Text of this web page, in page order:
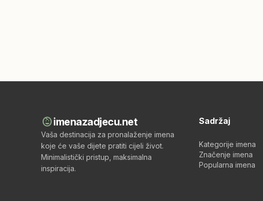
child_careimenazadjecu.net
Vaša destinacija za pronalaženje imena
koje će vaše dijete pratiti cijeli život.
Minimalistički pristup, maksimalna
inspiracija.
Sadržaj
Kategorije imena
Značenje imena
Popularna imena